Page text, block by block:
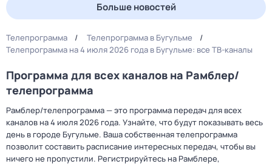
Больше новостей
Телепрограмма
Телепрограмма в Бугульме
Телепрограмма на 4 июля 2026 года в Бугульме: все ТВ-каналы
Программа для всех каналов на Рамблер/
телепрограмма
Рамблер/телепрограмма — это программа передач для всех
каналов на 4 июля 2026 года. Узнайте, что будут показывать весь
день в городе Бугульме. Ваша собственная телепрограмма
позволит составить расписание интересных передач, чтобы вы
ничего не пропустили. Регистрируйтесь на Рамблере,